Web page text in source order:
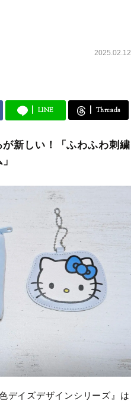
2025.02.12
LINE Threads
が新しい！「ふわふわ刺繍
デイズデザインシリーズ』は